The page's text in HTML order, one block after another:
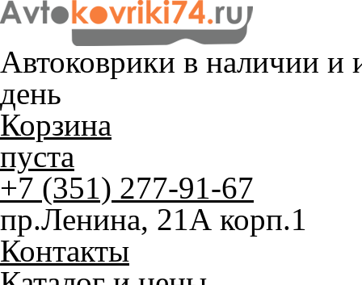
Автоковрики в наличии и
день
Корзина
пуста
+7 (351) 277-91-67
пр.Ленина, 21А корп.1
Контакты